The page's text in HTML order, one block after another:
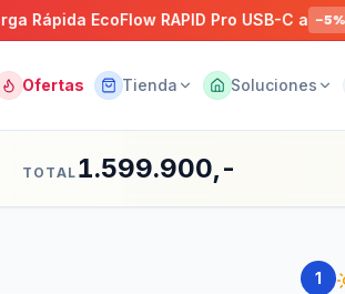
EcoFlow RAPID Pro USB-C a −5% 300W
Ofertas Tienda Soluciones
TOTAL 1.599.900,-
1